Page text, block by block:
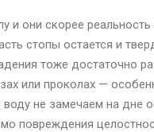
и они скорее
стопы остается и
тоже достаточно
или проколах —
не замечаем на дне
повреждения